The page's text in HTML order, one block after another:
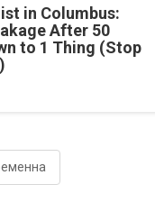
in Columbus:
After 50
to 1 Thing (Stop